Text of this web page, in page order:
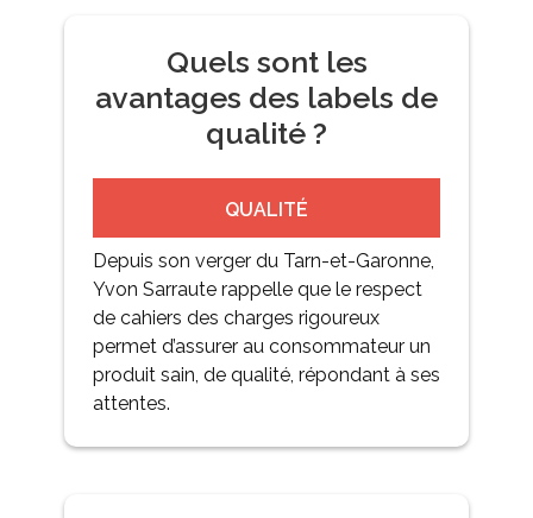
Quels sont les
avantages des labels de
qualité ?
QUALITÉ
Depuis son verger du Tarn-et-Garonne,
Yvon Sarraute rappelle que le respect
de cahiers des charges rigoureux
permet d’assurer au consommateur un
produit sain, de qualité, répondant à ses
attentes.